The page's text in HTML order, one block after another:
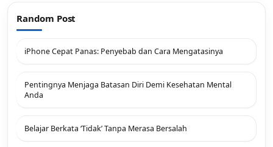
Random Post
iPhone Cepat Panas: Penyebab dan Cara Mengatasinya
Pentingnya Menjaga Batasan Diri Demi Kesehatan Mental
Anda
Belajar Berkata ‘Tidak’ Tanpa Merasa Bersalah